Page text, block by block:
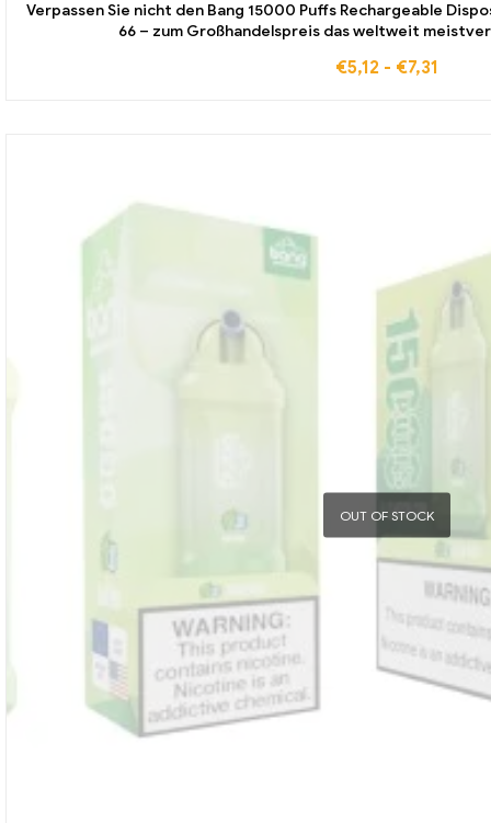
Verpassen Sie nicht den Bang 15000 Puffs Rechargeable
66 – zum Großhandelspreis das weltweit
€5,12 - €7,31
OUT OF STOCK